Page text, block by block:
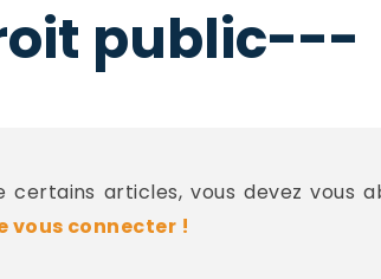
public---
articles, vous devez vous
vous connecter !